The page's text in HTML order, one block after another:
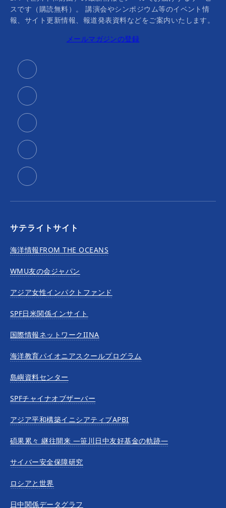
スです（購読無料）。 講演会やシンポジウム等のイベント情
報、サイト更新情報、報道発表資料などをご案内いたします。
メールマガジンの登録
サテライトサイト
海洋情報FROM THE OCEANS
WMU友の会ジャパン
アジア女性インパクトファンド
SPF日米関係インサイト
国際情報ネットワークIINA
海洋教育パイオニアスクールプログラム
島嶼資料センター
SPFチャイナオブザーバー
アジア平和構築イニシアティブAPBI
碩果累々 継往開来 —笹川日中友好基金の軌跡—
サイバー安全保障研究
ロシアと世界
日中関係データグラフ